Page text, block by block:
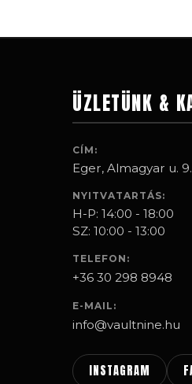
ÜZLETÜNK &
CÍM:
Eger, Almagyar u. 9.
NYITVATARTÁS:
H-P: 14:00 - 18:00
SZ: 10:00 - 13:00
TELEFON:
+36 30 298 8948
E-MAIL:
info@vaultnine.hu
INSTAGRAM